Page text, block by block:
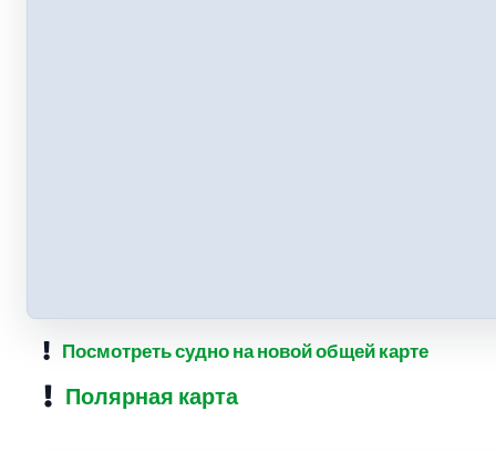
Посмотреть судно на новой общей карте
Полярная карта